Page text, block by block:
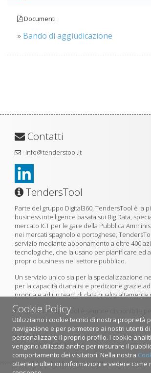
Cookie Policy
Utilizziamo i cookie tecnici di nostra proprietà
navigazione e per permetere ai nostri utenti
personalizzare il proprio profilo. I cookie
vengono utilizzati anche per misurare il
comportamento dei visitatori. Nella nostra
ottenere ulteriori informazioni e vedere come
Documenti
» Bando di aggiudicazione
Contatti
info@tenderstool.it
TendersTool
Parte del gruppo Digital360, TendersTool è la
business intelligence basata sui Big Data,
mercato ICT per le gare della Pubblica
nei mercati spagnolo e portoghese,
servizio mediante abbonamento a oltre 400
tecnologiche, che la usano per pianificare ed
proprio business nel settore pubblico.
Un servizio unico sia per la specializzazione
per la capacità di analisi e predizione grazie
propria e ad un team di data quality altamente
Il team di TendersTool è sempre disponibile
demo della piattaforma utilizzando il
»Chi siamo
»La nostra metodologia